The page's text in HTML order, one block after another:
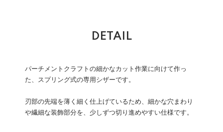
DETAIL
パーチメントクラフトの細かなカット作業に向けて作っ
た、スプリング式の専用シザーです。
刃部の先端を薄く細く仕上げているため、細かな穴まわり
や繊細な装飾部分を、少しずつ切り進めやすい仕様です。